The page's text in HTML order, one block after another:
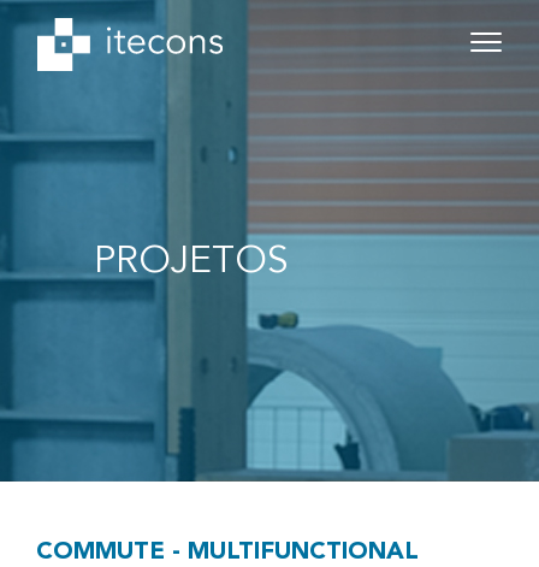
PROJETOS
COMMUTE - MULTIFUNCTIONAL